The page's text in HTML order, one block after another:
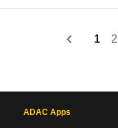
1 2
ADAC Apps